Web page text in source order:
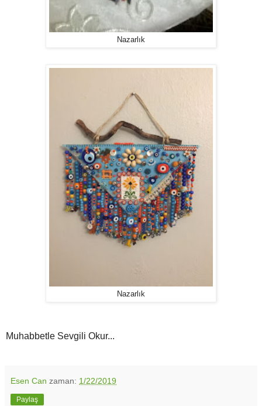
Nazarlık
Nazarlık
Muhabbetle Sevgili Okur...
Esen Can zaman: 1/22/2019
Paylaş